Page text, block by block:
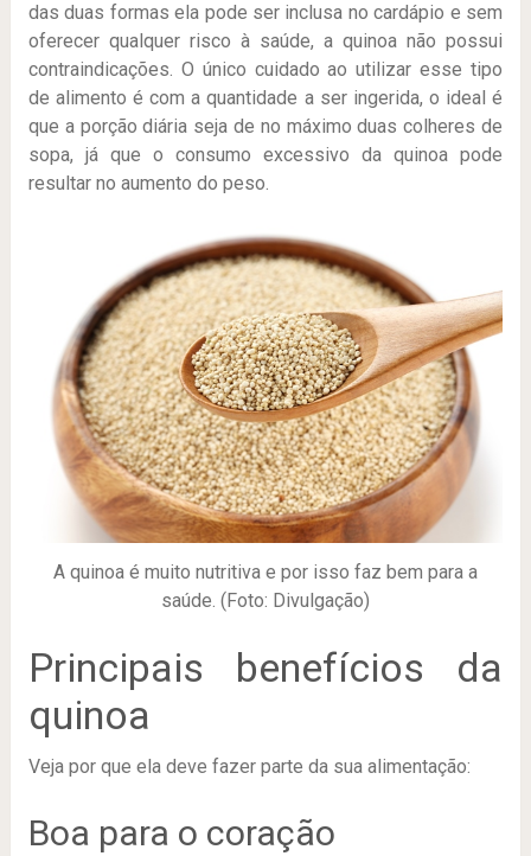
das duas formas ela pode ser inclusa no cardápio e sem
oferecer qualquer risco à saúde, a quinoa não possui
contraindicações. O único cuidado ao utilizar esse tipo
de alimento é com a quantidade a ser ingerida, o ideal é
que a porção diária seja de no máximo duas colheres de
sopa, já que o consumo excessivo da quinoa pode
resultar no aumento do peso.
A quinoa é muito nutritiva e por isso faz bem para a
saúde. (Foto: Divulgação)
Principais benefícios da
quinoa
Veja por que ela deve fazer parte da sua alimentação:
Boa para o coração